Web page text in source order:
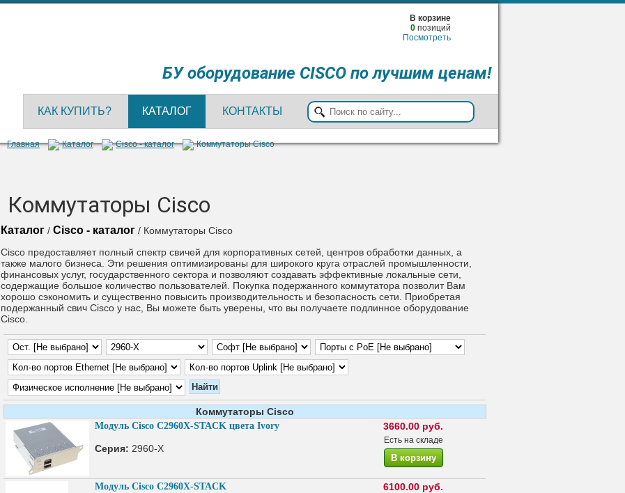
В корзине
0 позиций
Посмотреть
БУ оборудование CISCO по лучшим ценам!
КАК КУПИТЬ? КАТАЛОГ КОНТАКТЫ
Главная Каталог Cisco - каталог Коммутаторы Cisco
Коммутаторы Cisco
Каталог / Cisco - каталог / Коммутаторы Cisco
Cisco предоставляет полный спектр свичей для корпоративных сетей, центров обработки данных, а
также малого бизнеса. Эти решения оптимизированы для широкого круга отраслей промышленности,
финансовых услуг, государственного сектора и позволяют создавать эффективные локальные сети,
содержащие большое количество пользователей. Покупка подержанного коммутатора позволит Вам
хорошо сэкономить и существенно повысить производительность и безопасность сети. Приобретая
подержанный свич Cisco у нас, Вы можете быть уверены, что вы получаете подлинное оборудование
Cisco.
Коммутаторы Cisco
Модуль Cisco C2960X-STACK цвета Ivory
Серия: 2960-X
3660.00 руб.
Есть на складе
Модуль Cisco C2960X-STACK 6100.00 руб.